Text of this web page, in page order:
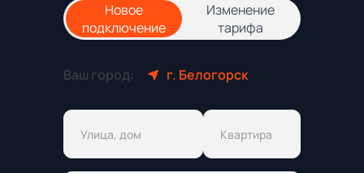
Новое
подключение
Изменение
тарифа
Ваш город: г. Белогорск